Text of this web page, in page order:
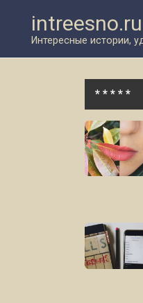
контенту
intreesno.ru
Интересные истории,
* * * * *